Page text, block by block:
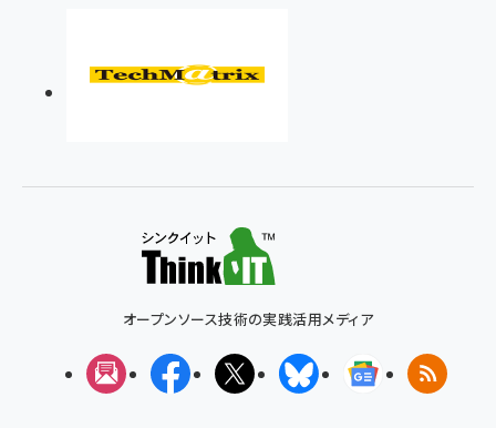
オープンソース技術の実践活用メディア
メルマガFacebookX(エックス)BlueskyGoogleニュ
RSS